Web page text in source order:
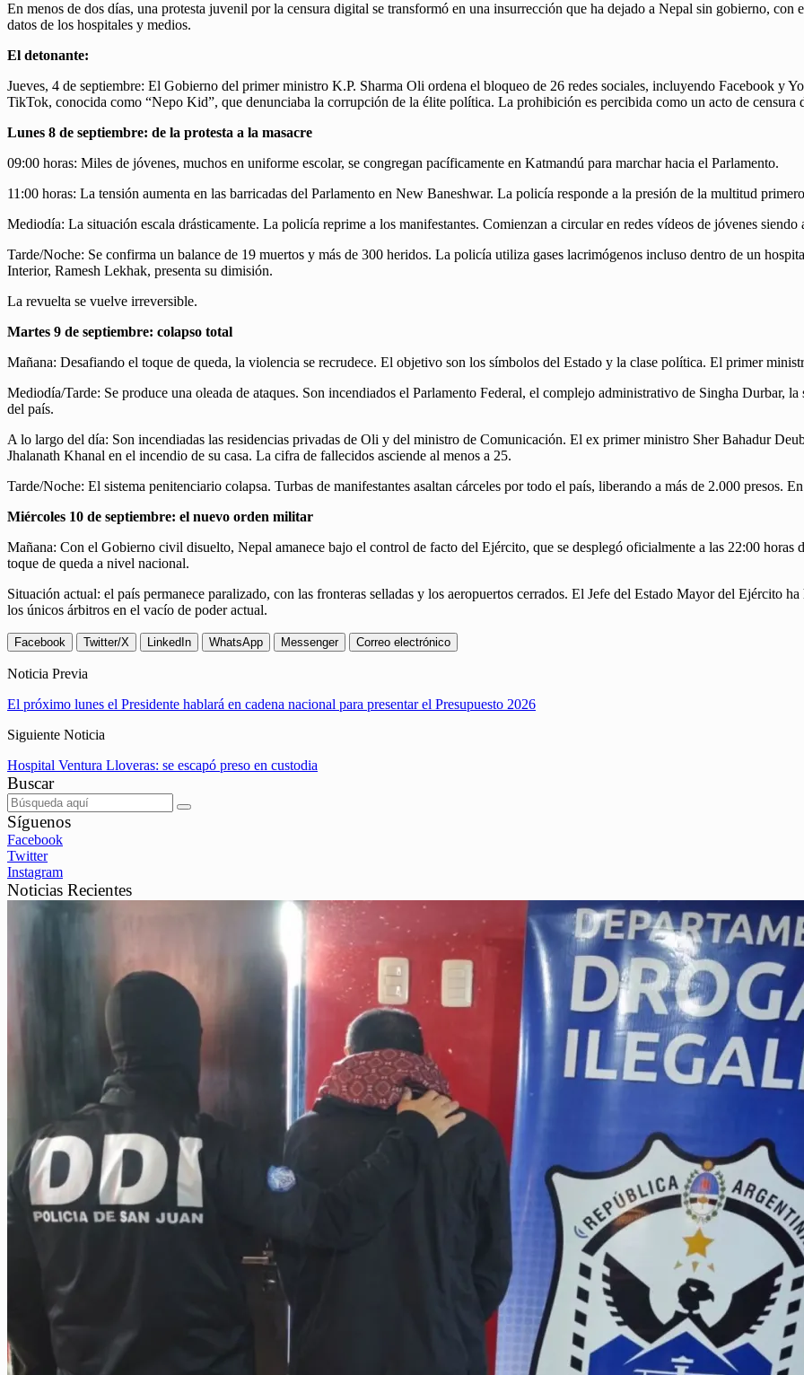
En menos de dos días, una protesta juvenil por la censura digital se transformó en una insurrección que ha dejado a Nepal sin gobierno, con
datos de los hospitales y medios.
El detonante:
Jueves, 4 de septiembre: El Gobierno del primer ministro K.P. Sharma Oli ordena el bloqueo de 26 redes sociales, incluyendo Facebook y
TikTok, conocida como “Nepo Kid”, que denunciaba la corrupción de la élite política. La prohibición es percibida como un acto de censura
Lunes 8 de septiembre: de la protesta a la masacre
09:00 horas: Miles de jóvenes, muchos en uniforme escolar, se congregan pacíficamente en Katmandú para marchar hacia el Parlamento.
11:00 horas: La tensión aumenta en las barricadas del Parlamento en New Baneshwar. La policía responde a la presión de la multitud
Mediodía: La situación escala drásticamente. La policía reprime a los manifestantes. Comienzan a circular en redes vídeos de jóvenes siendo
Tarde/Noche: Se confirma un balance de 19 muertos y más de 300 heridos. La policía utiliza gases lacrimógenos incluso dentro de un
Interior, Ramesh Lekhak, presenta su dimisión.
La revuelta se vuelve irreversible.
Martes 9 de septiembre: colapso total
Mañana: Desafiando el toque de queda, la violencia se recrudece. El objetivo son los símbolos del Estado y la clase política. El primer
Mediodía/Tarde: Se produce una oleada de ataques. Son incendiados el Parlamento Federal, el complejo administrativo de Singha Durbar,
del país.
A lo largo del día: Son incendiadas las residencias privadas de Oli y del ministro de Comunicación. El ex primer ministro Sher Bahadur
Jhalanath Khanal en el incendio de su casa. La cifra de fallecidos asciende al menos a 25.
Tarde/Noche: El sistema penitenciario colapsa. Turbas de manifestantes asaltan cárceles por todo el país, liberando a más de 2.000 presos.
Miércoles 10 de septiembre: el nuevo orden militar
Mañana: Con el Gobierno civil disuelto, Nepal amanece bajo el control de facto del Ejército, que se desplegó oficialmente a las 22:00 horas
toque de queda a nivel nacional.
Situación actual: el país permanece paralizado, con las fronteras selladas y los aeropuertos cerrados. El Jefe del Estado Mayor del Ejército
los únicos árbitros en el vacío de poder actual.
Facebook Twitter/X LinkedIn WhatsApp Messenger Correo electrónico
Noticia Previa
El próximo lunes el Presidente hablará en cadena nacional para presentar el Presupuesto 2026
Siguiente Noticia
Hospital Ventura Lloveras: se escapó preso en custodia
Buscar
Síguenos
Facebook
Twitter
Instagram
Noticias Recientes